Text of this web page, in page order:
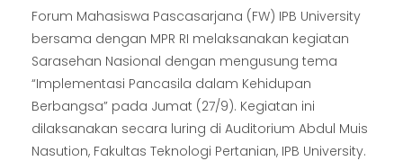
Forum Mahasiswa Pascasarjana (FW) IPB University
bersama dengan MPR RI melaksanakan kegiatan
Sarasehan Nasional dengan mengusung tema
“Implementasi Pancasila dalam Kehidupan
Berbangsa” pada Jumat (27/9). Kegiatan ini
dilaksanakan secara luring di Auditorium Abdul Muis
Nasution, Fakultas Teknologi Pertanian, IPB University.